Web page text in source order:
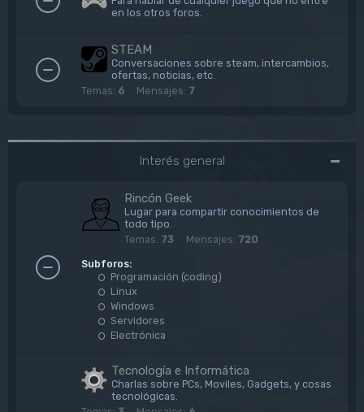
en los otros foros.
STEAM
Conversaciones sobre steam, intercambios,
ofertas, noticias, etc.
Temas: 6 Mensajes: 7
Interés general
Rincón Geek
Lugar para compartir conocimientos de
todo tipo.
Temas: 73 Mensajes: 720
Subforos:
Programación (coding)
Linux
Windows
Servidores
Electrónica
Tecnología e Informática
Charlas sobre PCs, Moviles, Gadgets, y cosas
tecnológicas.